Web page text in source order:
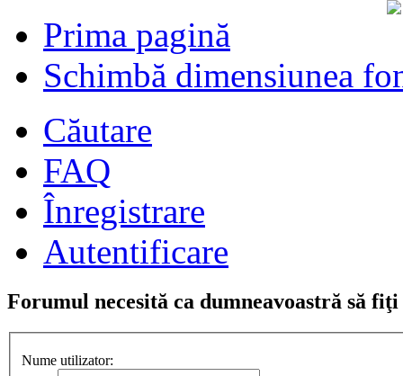
Prima pagină
Schimbă dimensiunea
Căutare
FAQ
Înregistrare
Autentificare
Forumul necesită ca dumneavoastră să
Nume utilizator: